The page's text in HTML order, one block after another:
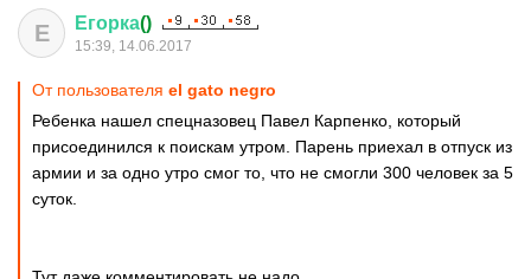
Е Егорка()
15:39, 14.06.2017
От пользователя el gato negro
Ребенка нашел спецназовец Павел Карпенко, который
присоединился к поискам утром. Парень приехал в отпуск из
армии и за одно утро смог то, что не смогли 300 человек за 5
суток.